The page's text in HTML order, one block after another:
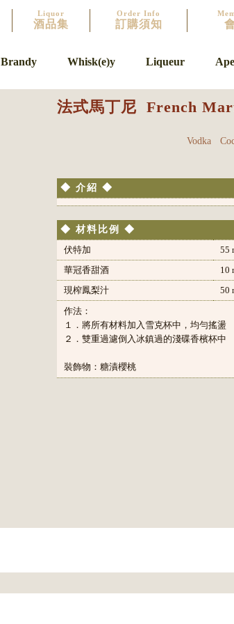
Liquor
酒品集
Order Info
訂購須知
Brandy Whisk(e)y Liqueur
法式馬丁尼 French
Vodka
◆ 介紹 ◆
◆ 材料比例 ◆
伏特加
55
華冠香甜酒
10
現榨鳳梨汁
50
作法：
１．將所有材料加入雪克杯中，均勻搖盪
２．雙重過濾倒入冰鎮過的淺碟香檳杯中
裝飾物：糖漬櫻桃